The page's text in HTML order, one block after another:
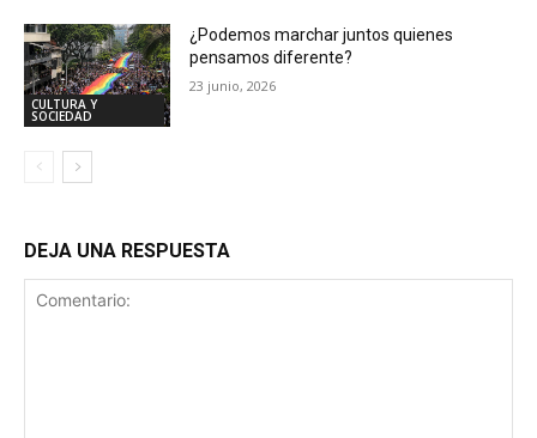
CULTURA Y
SOCIEDAD
¿Podemos marchar juntos quienes
pensamos diferente?
23 junio, 2026
DEJA UNA RESPUESTA